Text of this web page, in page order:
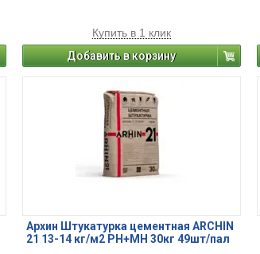
Купить в 1 клик
Добавить в корзину
Архин Штукатурка цементная ARCHIN
21 13-14 кг/м2 РН+МН 30кг 49шт/пал